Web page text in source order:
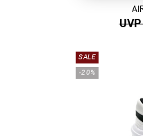
SALE
-20%